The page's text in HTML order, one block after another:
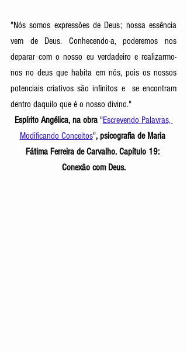
"Nós somos expressões de Deus; nossa essência
vem de Deus. Conhecendo-a, poderemos nos
deparar com o nosso eu verdadeiro e realizarmo-
nos no deus que habita em nós, pois os nossos
potenciais criativos são infinitos e  se encontram
dentro daquilo que é o nosso divino."
Espírito Angélica, na obra "Escrevendo Palavras,
Modificando Conceitos", psicografia de Maria
Fátima Ferreira de Carvalho. Capítulo 19:
Conexão com Deus.